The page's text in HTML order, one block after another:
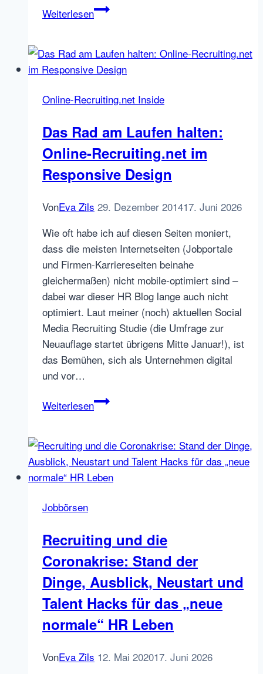
WeiterlesenSocial
Table
und
Blogger
in
München
Online-Recruiting.net Inside
Das Rad am Laufen halten:
Online-Recruiting.net im
Responsive Design
VonEva Zils 29. Dezember 201417. Juni 2026
Wie oft habe ich auf diesen Seiten moniert,
dass die meisten Internetseiten (Jobportale
und Firmen-Karriereseiten beinahe
gleichermaßen) nicht mobile-optimiert sind –
dabei war dieser HR Blog lange auch nicht
optimiert. Laut meiner (noch) aktuellen Social
Media Recruiting Studie (die Umfrage zur
Neuauflage startet übrigens Mitte Januar!), ist
das Bemühen, sich als Unternehmen digital
und vor…
WeiterlesenDas
Laufen
halten:
Online-
Design
Jobbörsen
Recruiting und die
Coronakrise: Stand der
Dinge, Ausblick, Neustart und
Talent Hacks für das „neue
normale“ HR Leben
VonEva Zils 12. Mai 202017. Juni 2026